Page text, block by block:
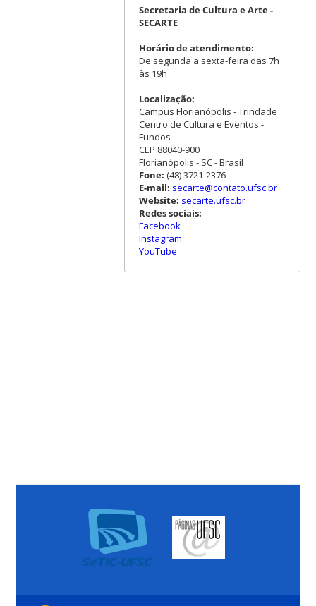
Secretaria de Cultura e Arte -
SECARTE
Horário de atendimento:
De segunda a sexta-feira das 7h
às 19h
Localização:
Campus Florianópolis - Trindade
Centro de Cultura e Eventos -
Fundos
CEP 88040-900
Florianópolis - SC - Brasil
Fone: (48) 3721-2376
E-mail: secarte@contato.ufsc.br
Website: secarte.ufsc.br
Redes sociais:
Facebook
Instagram
YouTube